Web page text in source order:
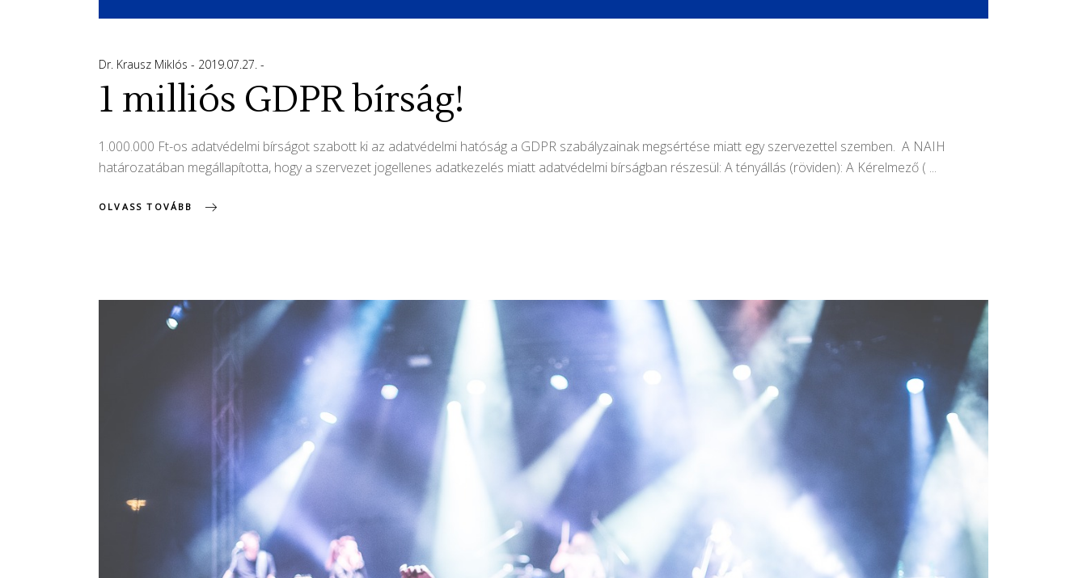
Dr. Krausz Miklós 2019.07.27.
1 milliós GDPR bírság!
1.000.000 Ft-os adatvédelmi bírságot szabott ki az adatvédelmi hatóság a GDPR szabályzainak megsértése miatt egy szervezettel szemben. A NAIH
határozatában megállapította, hogy a szervezet jogellenes adatkezelés miatt adatvédelmi bírságban részesül: A tényállás (röviden): A Kérelmező (
OLVASS TOVÁBB